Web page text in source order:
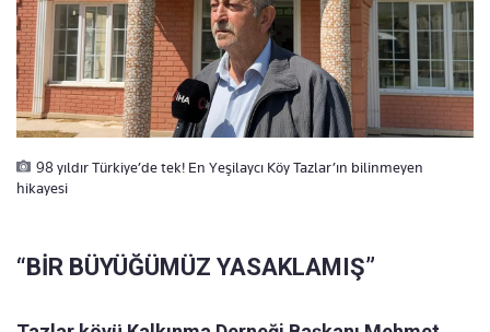
98 yıldır Türkiye’de tek! En Yeşilaycı Köy Tazlar’ın bilinmeyen
hikayesi
“BİR BÜYÜĞÜMÜZ YASAKLAMIŞ”